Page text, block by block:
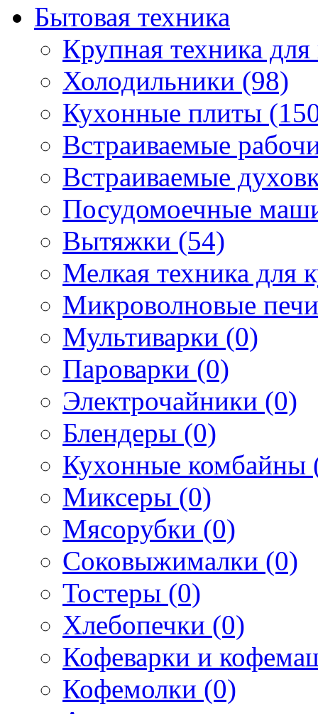
Бытовая техника
Крупная техника
Холодильники (98)
Кухонные плиты
Встраиваемые
Встраиваемые
Посудомоечные
Вытяжки (54)
Мелкая техника для
Микроволновые
Мультиварки (0)
Пароварки (0)
Электрочайники (0)
Блендеры (0)
Кухонные комбайны
Миксеры (0)
Мясорубки (0)
Соковыжималки (0)
Тостеры (0)
Хлебопечки (0)
Кофеварки и
Кофемолки (0)